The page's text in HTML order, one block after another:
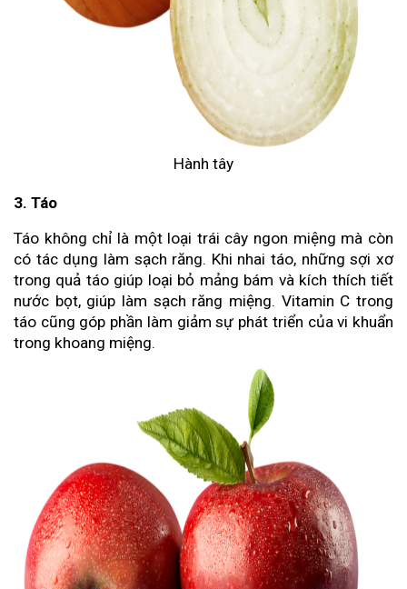
Hành tây
3. Táo
Táo không chỉ là một loại trái cây ngon miệng mà còn
có tác dụng làm sạch răng. Khi nhai táo, những sợi xơ
trong quả táo giúp loại bỏ mảng bám và kích thích tiết
nước bọt, giúp làm sạch răng miệng. Vitamin C trong
táo cũng góp phần làm giảm sự phát triển của vi khuẩn
trong khoang miệng.